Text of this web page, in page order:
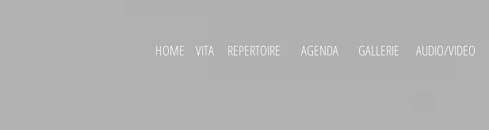
HOME VITA REPERTOIRE AGENDA GALLERIE AUDIO/VIDEO